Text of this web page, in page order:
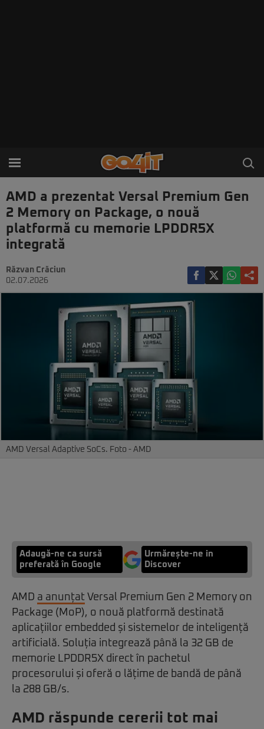
AMD a prezentat Versal Premium Gen
2 Memory on Package, o nouă
platformă cu memorie LPDDR5X
integrată
Răzvan Crăciun
02.07.2026
AMD Versal Adaptive SoCs. Foto - AMD
Adaugă-ne ca sursă
preferată în Google
Urmărește-ne in
Discover
AMD a anunțat Versal Premium Gen 2 Memory on
Package (MoP), o nouă platformă destinată
aplicațiilor embedded și sistemelor de inteligență
artificială. Soluția integrează până la 32 GB de
memorie LPDDR5X direct în pachetul
procesorului și oferă o lățime de bandă de până
la 288 GB/s.
AMD răspunde cererii tot mai